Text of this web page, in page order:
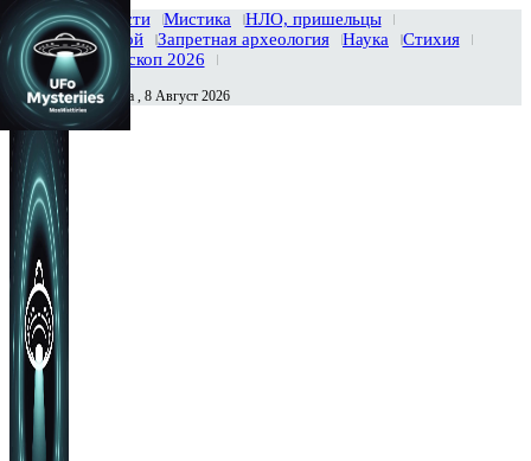
Главная Новости Мистика
НЛО, пришельцы
Тайны вселенной
Запретная археология Наука
Стихия
История
Гороскоп 2026
Сегодня Суббота , 8 Август 2026